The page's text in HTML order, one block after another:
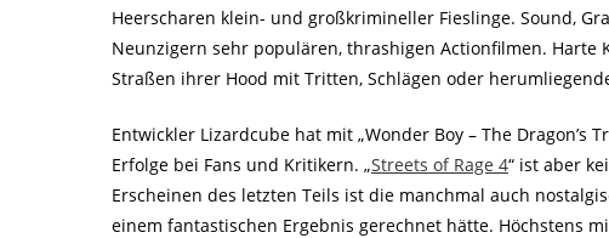
Heerscharen klein- und großkrimineller Fieslinge. Sound,
Neunzigern sehr populären, thrashigen Actionfilmen. Harte
Straßen ihrer Hood mit Tritten, Schlägen oder
Entwickler Lizardcube hat mit „Wonder Boy – The
Erfolge bei Fans und Kritikern. „Streets of Rage 4“ ist aber
Erscheinen des letzten Teils ist die manchmal auch
einem fantastischen Ergebnis gerechnet hätte. Höchstens